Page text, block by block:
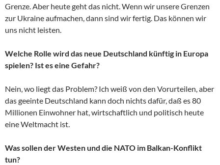
Grenze. Aber heute geht das nicht. Wenn wir unsere Grenzen
zur Ukraine aufmachen, dann sind wir fertig. Das können wir
uns nicht leisten.
Welche Rolle wird das neue Deutschland künftig in Europa
spielen? Ist es eine Gefahr?
Nein, wo liegt das Problem? Ich weiß von den Vorurteilen, aber
das geeinte Deutschland kann doch nichts dafür, daß es 80
Millionen Einwohner hat, wirtschaftlich und politisch heute
eine Weltmacht ist.
Was sollen der Westen und die NATO im Balkan-Konflikt
tun?